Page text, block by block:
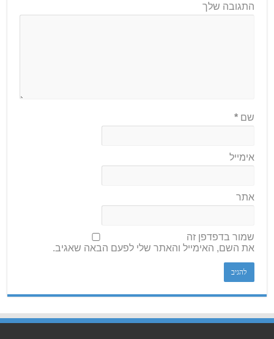
התגובה שלך
שם*
אימייל
אתר
שמור בדפדפן זה
את השם, האימייל והאתר שלי לפעם הבאה שאגיב.